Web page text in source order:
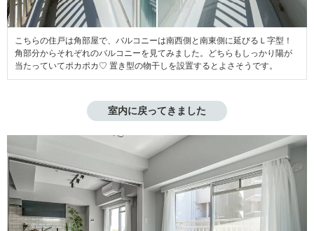
こちらの住戸は角部屋で、バルコニーは南西側と南東側に延びるＬ字型！
角部分からそれぞれのバルコニーを見てみました。どちらもしっかり陽が
当たっていてポカポカ♡ 置き型の物干しを設置するとよさそうです。
室内に戻ってきました